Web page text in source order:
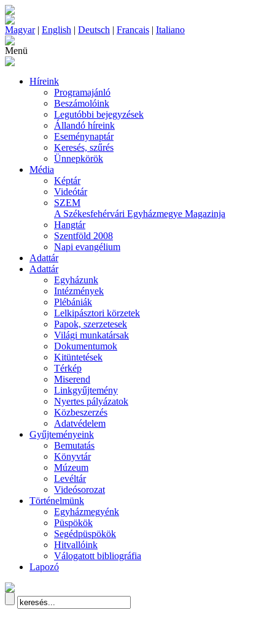
Magyar| English | Deutsch | Francais | Italiano
Menü
Híreink
Programajánló
Beszámolóink
Legutóbbi bejegyzések
Állandó híreink
Eseménynaptár
Keresés, szűrés
Ünnepkörök
Média
Képtár
Videótár
SZEM
A Székesfehérvári Egyházmegye Magazinja
Hangtár
Szentföld 2008
Napi evangélium
Adattár
Adattár
Egyházunk
Intézmények
Plébániák
Lelkipásztori körzetek
Papok, szerzetesek
Világi munkatársak
Dokumentumok
Kitüntetések
Térkép
Miserend
Linkgyűjtemény
Nyertes pályázatok
Közbeszerzés
Adatvédelem
Gyűjteményeink
Bemutatás
Könyvtár
Múzeum
Levéltár
Videósorozat
Történelmünk
Egyházmegyénk
Püspökök
Segédpüspökök
Hitvallóink
Válogatott bibliográfia
Lapozó